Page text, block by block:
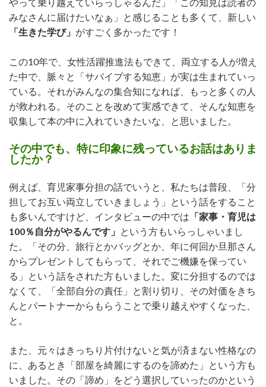
みなさんに届けたいなぁ」と感じることも多くて、新しい
「生きた学び」 がすごく多かったです！
この10年で、女性活躍推進法もできて、両立する人が増え
た中で、脈々と「サバイブする知恵」が実は生まれていっ
ている。それがみんなの集合知になれば、もっと多くの人
が救われる。そのことを改めて実感できて、そんな知恵を
収集して本の中に入れていきたいな、と思いました。
その中でも、特に印象に残っているお話はありま
したか？
例えば、育児家事分担の話でいうと、私たちは普段、「分
担してお互い両立していきましょう」という話をすること
も多いんですけど、インタビューの中では 「家事・育児は
100％自分がやるんです」 という方もいらっしゃいまし
た。「その分、旅行とかバッグとか、年に何回か旦那さん
からプレゼントしてもらって、それでご機嫌を保ってい
る」という話をされた方もいました。変に分担するのでは
なくて、「全部自分の責任」と割り切り、その対価をきち
んとパートナーからもらうことで乗り越えやすくなった、
と。
また、元々はきっちり片付けないと気が済まない性格なの
に、あるとき「部屋を綺麗にするのを諦めた」という方も
いました。その「諦め」をどう選択していったのかという